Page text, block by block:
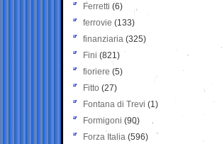
Ferretti (6)
ferrovie (133)
finanziaria (325)
Fini (821)
fioriere (5)
Fitto (27)
Fontana di Trevi (1)
Formigoni (90)
Forza Italia (596)